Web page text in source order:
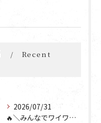
Recent
2026/07/31
🔥＼みんなでワイワイ楽しもう🎉／🔥